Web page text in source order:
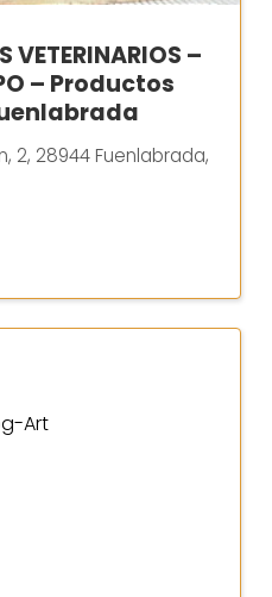
VETERINARIOS –
– Productos
2, 28944 Fuenlabrada,